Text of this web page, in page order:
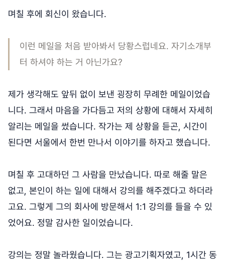
며칠 후에 회신이 왔습니다.
이런 메일을 처음 받아봐서 당황스럽네요. 자기소개부
터 하셔야 하는 거 아닌가요?
제가 생각해도 앞뒤 없이 보낸 굉장히 무례한 메일이었습
니다. 그래서 마음을 가다듬고 저의 상황에 대해서 자세히
알리는 메일을 썼습니다. 작가는 제 상황을 듣곤, 시간이
된다면 서울에서 한번 만나서 이야기를 하자고 했습니다.
며칠 후 고대하던 그 사람을 만났습니다. 따로 해줄 말은
없고, 본인이 하는 일에 대해서 강의를 해주겠다고 하더라
고요. 그렇게 그의 회사에 방문해서 1:1 강의를 들을 수 있
었어요. 정말 감사한 일이었습니다.
강의는 정말 놀라웠습니다. 그는 광고기획자였고, 1시간 동